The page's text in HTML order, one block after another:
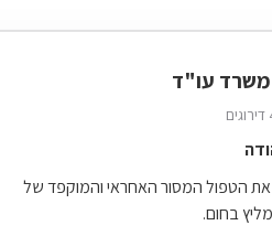
משרד עו"ד
רוצה לציין לשבח את הטפול המסור האחראי והמוקפד של
בחום.